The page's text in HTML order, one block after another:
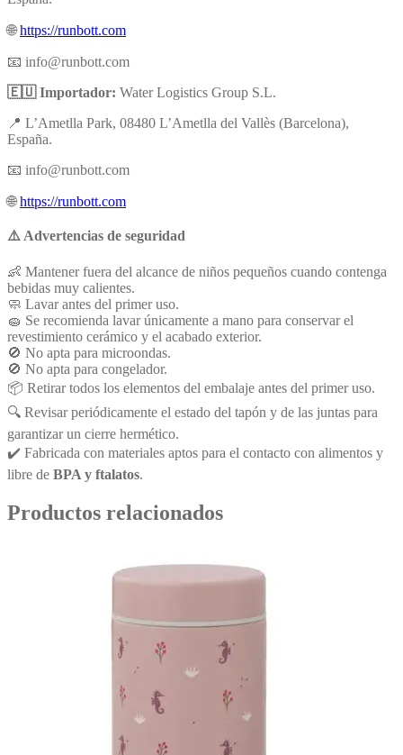
🌐https://runbott.com
📧 info@runbott.com
🇪🇺 Importador: Water Logistics Group S.L.
📍 L’Ametlla Park, 08480 L’Ametlla del Vallès (Barcelona),
España.
📧 info@runbott.com
🌐https://runbott.com
⚠️ Advertencias de seguridad
👶 Mantener fuera del alcance de niños pequeños cuando contenga
bebidas muy calientes.
🧼 Lavar antes del primer uso.
🧽 Se recomienda lavar únicamente a mano para conservar el
revestimiento cerámico y el acabado exterior.
🚫 No apta para microondas.
🚫 No apta para congelador.
📦 Retirar todos los elementos del embalaje antes del primer uso.
🔍 Revisar periódicamente el estado del tapón y de las juntas para
garantizar un cierre hermético.
✔️ Fabricada con materiales aptos para el contacto con alimentos y
libre de BPA y ftalatos.
Productos relacionados